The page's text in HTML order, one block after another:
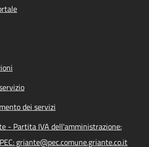
dei servizi
- Partita IVA dell'amministrazione:
griante@pec.comune.griante.co.it